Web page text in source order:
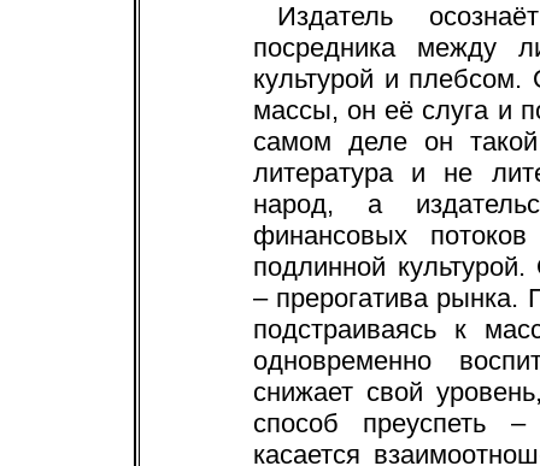
Издатель
посредника между
культурой и плебсом.
массы, он её слуга и
самом деле он
литература и не
народ, а
финансовых
подлинной
– прерогатива рынка.
подстраиваясь к
одновременно
снижает свой
способ преуспеть
касается